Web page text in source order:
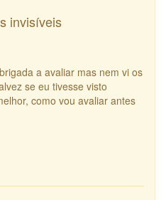
invisíveis
a avaliar mas nem vi os
se eu tivesse visto
como vou avaliar antes